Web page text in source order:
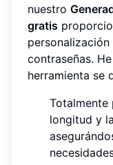
nuestro
gratis
contraseñas.
herramienta se
Totalmente
longitud y